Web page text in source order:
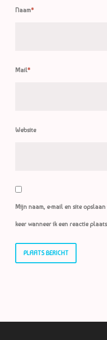
Naam*
Mail*
Website
Mijn naam, e-mail en site
keer wanneer ik een reactie